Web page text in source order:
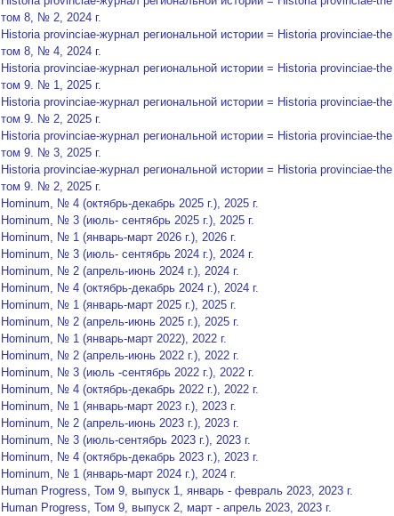
том 8, № 2, 2024 г.
Historia provinciae-журнал региональной истории = Historia provinciae-
том 8, № 4, 2024 г.
Historia provinciae-журнал региональной истории = Historia provinciae-
том 9. № 1, 2025 г.
Historia provinciae-журнал региональной истории = Historia provinciae-
том 9. № 2, 2025 г.
Historia provinciae-журнал региональной истории = Historia provinciae-
том 9. № 3, 2025 г.
Historia provinciae-журнал региональной истории = Historia provinciae-
том 9. № 2, 2025 г.
Hominum, № 4 (октябрь-декабрь 2025 г.), 2025 г.
Hominum, № 3 (июль- сентябрь 2025 г.), 2025 г.
Hominum, № 1 (январь-март 2026 г.), 2026 г.
Hominum, № 3 (июль- сентябрь 2024 г.), 2024 г.
Hominum, № 2 (апрель-июнь 2024 г.), 2024 г.
Hominum, № 4 (октябрь-декабрь 2024 г.), 2024 г.
Hominum, № 1 (январь-март 2025 г.), 2025 г.
Hominum, № 2 (апрель-июнь 2025 г.), 2025 г.
Hominum, № 1 (январь-март 2022), 2022 г.
Hominum, № 2 (апрель-июнь 2022 г.), 2022 г.
Hominum, № 3 (июль -сентябрь 2022 г.), 2022 г.
Hominum, № 4 (октябрь-декабрь 2022 г.), 2022 г.
Hominum, № 1 (январь-март 2023 г.), 2023 г.
Hominum, № 2 (апрель-июнь 2023 г.), 2023 г.
Hominum, № 3 (июль-сентябрь 2023 г.), 2023 г.
Hominum, № 4 (октябрь-декабрь 2023 г.), 2023 г.
Hominum, № 1 (январь-март 2024 г.), 2024 г.
Human Progress, Том 9, выпуск 1, январь - февраль 2023, 2023 г.
Human Progress, Том 9, выпуск 2, март - апрель 2023, 2023 г.